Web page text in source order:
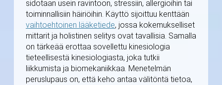
sidotaan usein ravintoon, stressiin, allergioihin tai
toiminnallisiin häiriöihin. Käyttö sijoittuu kenttään
vaihtoehtoinen lääketiede, jossa kokemukselliset
mittarit ja holistinen selitys ovat tavallisia. Samalla
on tärkeää erottaa sovellettu kinesiologia
tieteellisestä kinesiologiasta, joka tutkii
liikkumista ja biomekaniikkaa. Menetelmän
peruslupaus on, että keho antaa välitöntä tietoa,